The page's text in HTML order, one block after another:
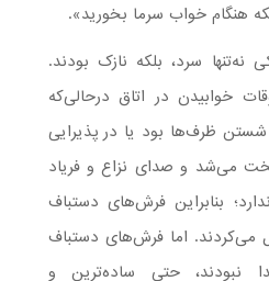
هنگام خواب سرما بخورید».
نه‌تنها سرد، بلکه نازک بودند.
خوابیدن در اتاق درحالی‌که
ظرف‌ها بود یا در پذیرایی
می‌شد و صدای نزاع و فریاد
بنابراین فرش‌های دستباف
می‌کردند. اما فرش‌های دستباف
حتی ساده‌ترین و